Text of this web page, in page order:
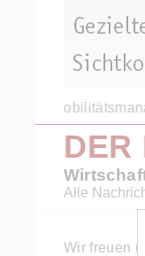
DER
Alle
Wir freuen